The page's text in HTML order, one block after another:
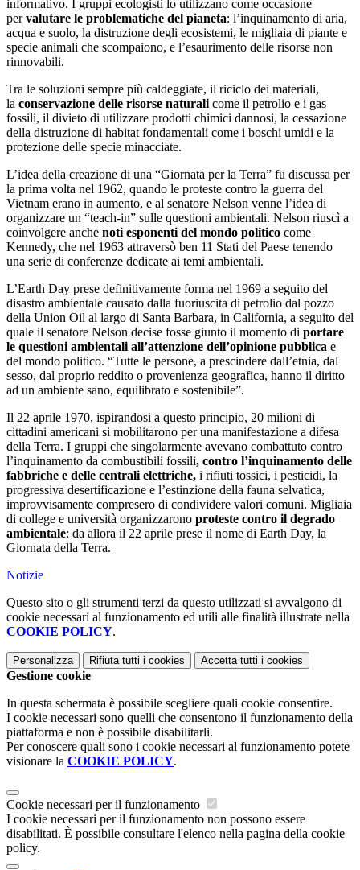
informativo. I gruppi ecologisti lo utilizzano come occasione
per valutare le problematiche del pianeta: l’inquinamento di aria,
acqua e suolo, la distruzione degli ecosistemi, le migliaia di piante e
specie animali che scompaiono, e l’esaurimento delle risorse non
rinnovabili.
Tra le soluzioni sempre più caldeggiate, il riciclo dei materiali,
la conservazione delle risorse naturali come il petrolio e i gas
fossili, il divieto di utilizzare prodotti chimici dannosi, la cessazione
della distruzione di habitat fondamentali come i boschi umidi e la
protezione delle specie minacciate.
L’idea della creazione di una “Giornata per la Terra” fu discussa per
la prima volta nel 1962, quando le proteste contro la guerra del
Vietnam erano in aumento, e al senatore Nelson venne l’idea di
organizzare un “teach-in” sulle questioni ambientali. Nelson riuscì a
coinvolgere anche noti esponenti del mondo politico come
Kennedy, che nel 1963 attraversò ben 11 Stati del Paese tenendo
una serie di conferenze dedicate ai temi ambientali.
L’Earth Day prese definitivamente forma nel 1969 a seguito del
disastro ambientale causato dalla fuoriuscita di petrolio dal pozzo
della Union Oil al largo di Santa Barbara, in California, a seguito del
quale il senatore Nelson decise fosse giunto il momento di portare
le questioni ambientali all’attenzione dell’opinione pubblica e
del mondo politico. “Tutte le persone, a prescindere dall’etnia, dal
sesso, dal proprio reddito o provenienza geografica, hanno il diritto
ad un ambiente sano, equilibrato e sostenibile”.
Il 22 aprile 1970, ispirandosi a questo principio, 20 milioni di
cittadini americani si mobilitarono per una manifestazione a difesa
della Terra. I gruppi che singolarmente avevano combattuto contro
l’inquinamento da combustibili fossili, contro l’inquinamento delle
fabbriche e delle centrali elettriche, i rifiuti tossici, i pesticidi, la
progressiva desertificazione e l’estinzione della fauna selvatica,
improvvisamente compresero di condividere valori comuni. Migliaia
di college e università organizzarono proteste contro il degrado
ambientale: da allora il 22 aprile prese il nome di Earth Day, la
Giornata della Terra.
Notizie
Questo sito o gli strumenti terzi da questo utilizzati si avvalgono di
cookie necessari al funzionamento ed utili alle finalità illustrate nella
COOKIE POLICY.
Personalizza Rifiuta tutti i cookies Accetta tutti i cookies
Gestione cookie
In questa schermata è possibile scegliere quali cookie consentire.
I cookie necessari sono quelli che consentono il funzionamento della
piattaforma e non è possibile disabilitarli.
Per conoscere quali sono i cookie necessari al funzionamento potete
visionare la COOKIE POLICY.
Cookie necessari per il funzionamento
I cookie necessari per il funzionamento non possono essere
disabilitati. È possibile consultare l'elenco nella pagina della cookie
policy.